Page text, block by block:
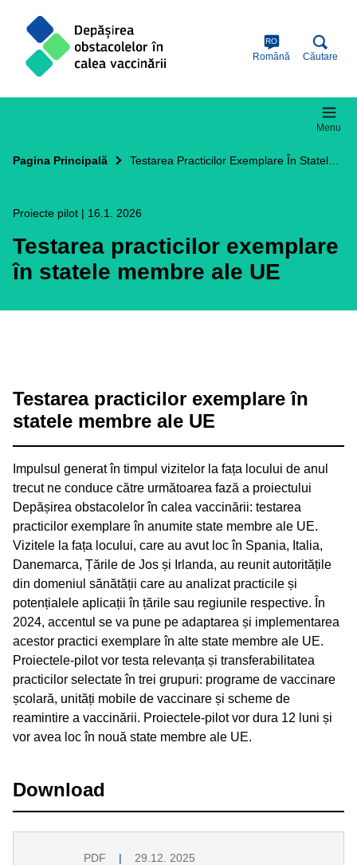
content
RO
Română Căutare
Menu
Pagina Principală
Proiecte pilot | 16.1. 2026
Testarea practicilor exemplare
în statele membre ale UE
Testarea practicilor exemplare în
statele membre ale UE
Impulsul generat în timpul vizitelor la fața locului de anul
trecut ne conduce către următoarea fază a proiectului
Depășirea obstacolelor în calea vaccinării: testarea
practicilor exemplare în anumite state membre ale UE.
Vizitele la fața locului, care au avut loc în Spania, Italia,
Danemarca, Țările de Jos și Irlanda, au reunit autoritățile
din domeniul sănătății care au analizat practicile și
potențialele aplicații în țările sau regiunile respective. În
2024, accentul se va pune pe adaptarea și implementarea
acestor practici exemplare în alte state membre ale UE.
Proiectele-pilot vor testa relevanța și transferabilitatea
practicilor selectate în trei grupuri: programe de vaccinare
școlară, unități mobile de vaccinare și scheme de
reamintire a vaccinării. Proiectele-pilot vor dura 12 luni și
vor avea loc în nouă state membre ale UE.
Download
PDF 29.12. 2025